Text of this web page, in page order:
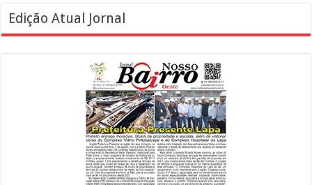
Edição Atual Jornal